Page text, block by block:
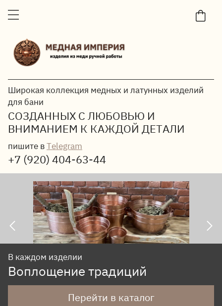
Широкая коллекция медных и латунных изделий
для бани
СОЗДАННЫХ С ЛЮБОВЬЮ И
ВНИМАНИЕМ К КАЖДОЙ ДЕТАЛИ
пишите вTelegram
+7 (920) 404-63-44
В каждом изделии
Воплощение традиций
Перейти в каталог
Долговечность и изысканный
стиль